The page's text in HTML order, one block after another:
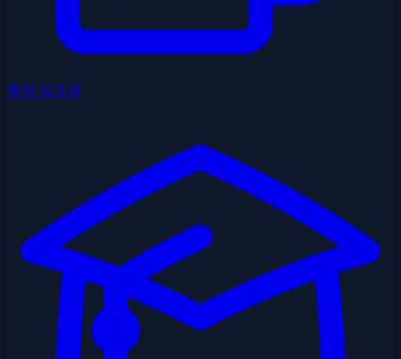
행정 보조원